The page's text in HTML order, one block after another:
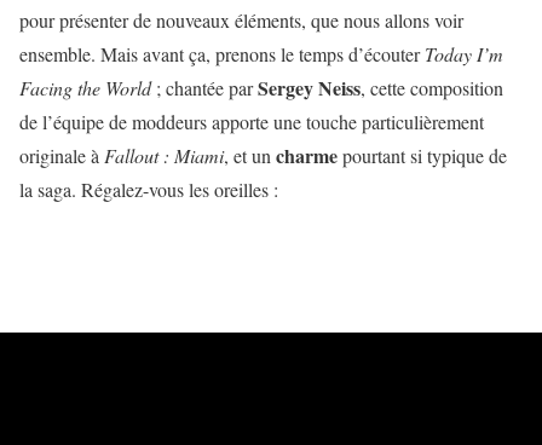
pour présenter de nouveaux éléments, que nous allons voir
ensemble. Mais avant ça, prenons le temps d’écouterToday I’m
Facing the World; chantée parSergey Neiss, cette composition
de l’équipe de moddeurs apporte une touche particulièrement
originale à Fallout : Miami, et un charmepourtant si typique de
la saga. Régalez-vous les oreilles :